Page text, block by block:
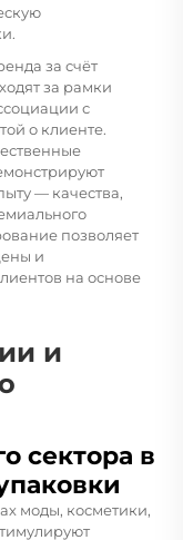
за счёт
за рамки
с
о клиенте.
— качества,
позволяет
и
на основе
и
сектора в
моды, косметики,